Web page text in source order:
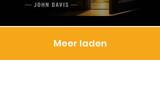
Meer laden